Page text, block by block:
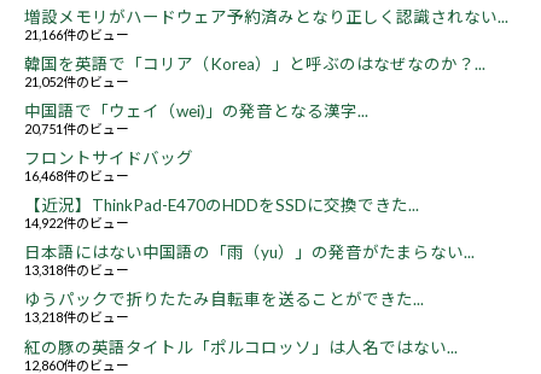
増設メモリがハードウェア予約済みとなり正しく認識されない...
21,166件のビュー
韓国を英語で「コリア（Korea）」と呼ぶのはなぜなのか？...
21,052件のビュー
中国語で「ウェイ（wei)」の発音となる漢字...
20,751件のビュー
フロントサイドバッグ
16,468件のビュー
【近況】ThinkPad-E470のHDDをSSDに交換できた...
14,922件のビュー
日本語にはない中国語の「雨（yu）」の発音がたまらない...
13,318件のビュー
ゆうパックで折りたたみ自転車を送ることができた...
13,218件のビュー
紅の豚の英語タイトル「ポルコロッソ」は人名ではない...
12,860件のビュー